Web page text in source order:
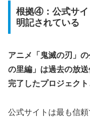
根拠④：公式サイ
明記されている
アニメ「鬼滅の刃」
の里編」は過去の放
完了したプロジェクト
公式サイトは最も信